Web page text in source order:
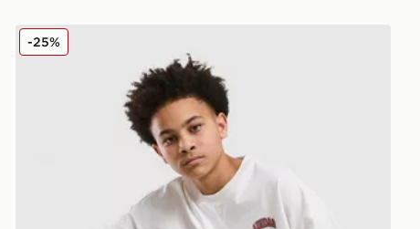
adidas Originals Jorts in Denim Junior
-25%